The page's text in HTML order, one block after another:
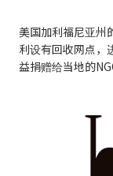
美国加利福尼亚州
利设有回收网点，
益捐赠给当地的